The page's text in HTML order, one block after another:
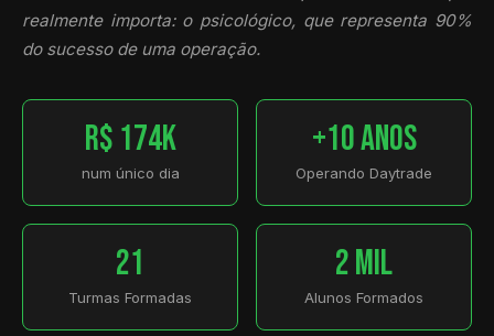
realmente importa: o psicológico, que representa 90%
do sucesso de uma operação.
R$ 174k
num único dia
+10 Anos
Operando Daytrade
21
Turmas Formadas
2 Mil
Alunos Formados